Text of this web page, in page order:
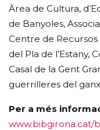
Àrea de Cultura,
de Banyoles,
Centre de Recursos
del Pla de l’Estany,
Casal de la Gent
guerrilleres del
Per a més
www.bibgirona.cat/